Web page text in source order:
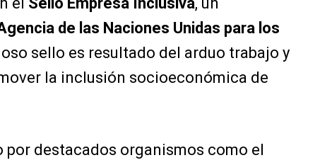
de las Naciones Unidas para los
sello es resultado del arduo trabajo y
la inclusión socioeconómica de
por destacados organismos como el